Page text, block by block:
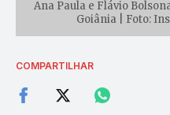
Ana Paula e Flávio
Goiânia | Foto:
COMPARTILHAR